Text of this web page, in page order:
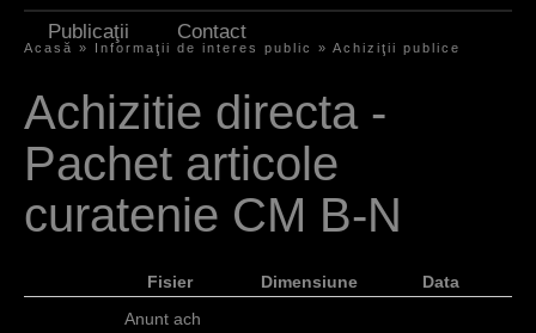
Publicaţii
Contact
o
u
a
r
Acasă » Informaţii de interes public » Achiziţii publice
Achizitie directa -
Pachet articole
curatenie CM B-N
Fisier Dimensiune
Data
Anunt ach